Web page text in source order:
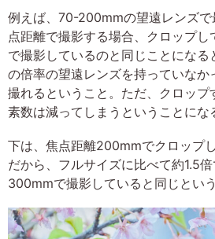
例えば、70-200mmの望遠レンズ
点距離で撮影する場合、クロップ
で撮影しているのと同じことにな
の倍率の望遠レンズを持っていなか
撮れるということ。ただ、クロップ
素数は減ってしまうということにな
下は、焦点距離200mmでクロップ
だから、フルサイズに比べて約1.5
300mmで撮影していると同じとい